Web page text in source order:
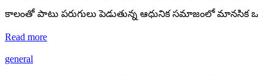
కాలంతో పాటు పరుగులు పెడుతున్న ఆధునిక సమాజంలో మానసిక
Read more
general